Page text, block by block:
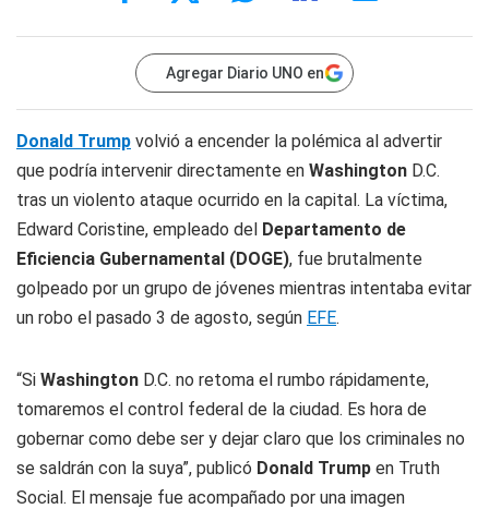
Agregar Diario UNO en
Donald Trump volvió a encender la polémica al advertir
que podría intervenir directamente en Washington D.C.
tras un violento ataque ocurrido en la capital. La víctima,
Edward Coristine, empleado del Departamento de
Eficiencia Gubernamental (DOGE), fue brutalmente
golpeado por un grupo de jóvenes mientras intentaba evitar
un robo el pasado 3 de agosto, según EFE.
“Si Washington D.C. no retoma el rumbo rápidamente,
tomaremos el control federal de la ciudad. Es hora de
gobernar como debe ser y dejar claro que los criminales no
se saldrán con la suya”, publicó Donald Trump en Truth
Social. El mensaje fue acompañado por una imagen